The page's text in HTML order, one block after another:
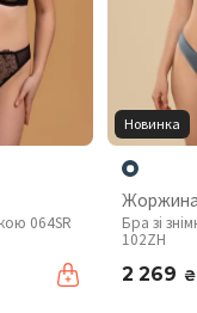
064SR
Новинка
Жоржина
Бра зі
102ZH
2 269 ₴